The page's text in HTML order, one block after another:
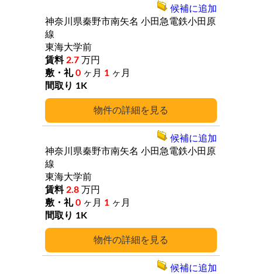
詳細
神奈川県秦野市南矢名 小田急電鉄小田原
線
東海大学前
2.7 万円
0 ヶ月 1 ヶ月
1K
候補に追加
詳細
神奈川県秦野市南矢名 小田急電鉄小田原
線
東海大学前
2.8 万円
0 ヶ月 1 ヶ月
1K
候補に追加
候補に追加